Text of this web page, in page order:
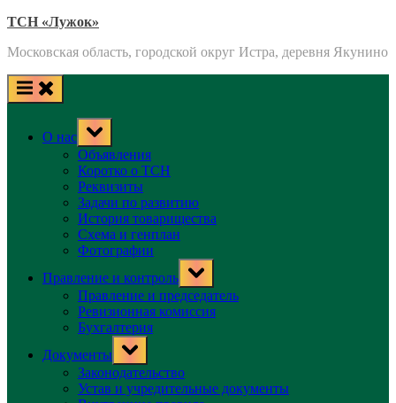
Skip
content
ТСН «Лужок»
Московская область, городской округ Истра, деревня Якунино
О нас
Toggle
sub-
menu
Объявления
Коротко о ТСН
Реквизиты
Задачи по развитию
История товарищества
Схема и генплан
Фотографии
Правление и контроль
Toggle
sub-
menu
Правление и председатель
Ревизионная комиссия
Бухгалтерия
Документы
Toggle
sub-
menu
Законодательство
Устав и учредительные документы